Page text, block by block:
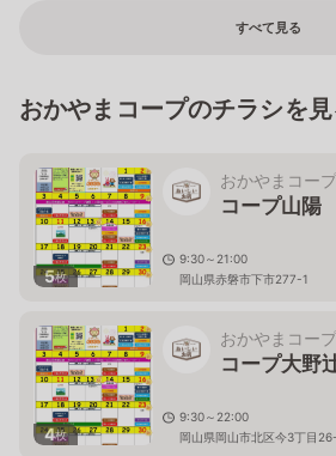
すべて見る
おかやまコープのチラシを見
5枚
おかやまコープ
コープ山陽
9:30～21:00
岡山県赤磐市下市277-1
4枚
おかやまコープ
コープ大野
9:30～22:00
岡山県岡山市北区今3丁目